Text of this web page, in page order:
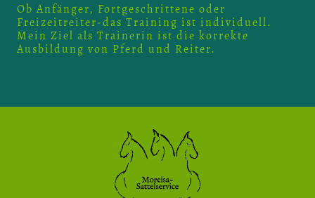
Ob Anfänger, Fortgeschrittene oder
Freizeitreiter-das Training ist individuell.
Mein Ziel als Trainerin ist die korrekte
Ausbildung von Pferd und Reiter.